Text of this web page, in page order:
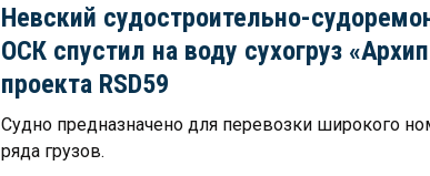
Невский судостроительно-
ОСК спустил на воду сухогруз
проекта RSD59
Судно предназначено для перевозки широкого
ряда грузов.